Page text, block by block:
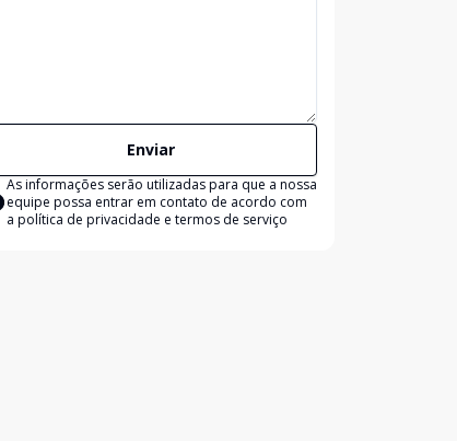
Enviar
As informações serão utilizadas para que a nossa
equipe possa entrar em contato de acordo com
a política de privacidade e termos de serviço